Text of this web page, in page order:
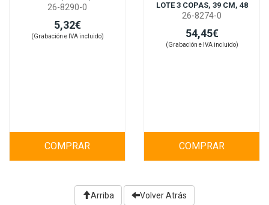
26-8290-0
5,32€
(Grabación e IVA incluido)
COMPRAR
LOTE 3 COPAS, 39 CM, 48
26-8274-0
54,45€
(Grabación e IVA incluido)
COMPRAR
Arriba Volver Atrás